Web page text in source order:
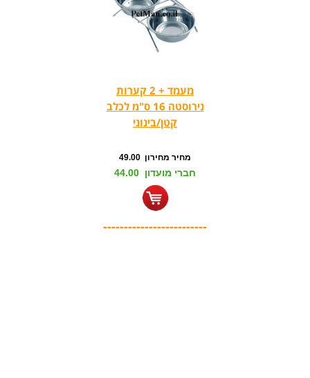
מעמד + 2 קערות
נירוסטה 16 ס"מ לכלב
קטן/בינוני
מחיר מחירון 49.00
חברי מועדון 44.00
-------------------------